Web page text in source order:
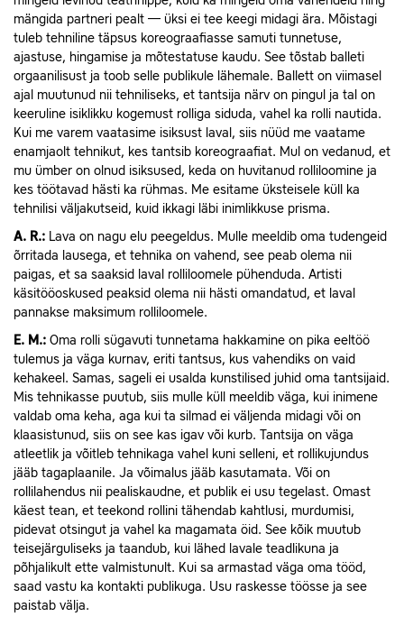
mängida partneri pealt — üksi ei tee keegi midagi ära. Mõistagi
tuleb tehniline täpsus koreograafiasse samuti tunnetuse,
ajastuse, hingamise ja mõtestatuse kaudu. See tõstab balleti
orgaanilisust ja toob selle publikule lähemale. Ballett on viimasel
ajal muutunud nii tehniliseks, et tantsija närv on pingul ja tal on
keeruline isiklikku kogemust rolliga siduda, vahel ka rolli nautida.
Kui me varem vaatasime isiksust laval, siis nüüd me vaatame
enamjaolt tehnikut, kes tantsib koreograafiat. Mul on vedanud, et
mu ümber on olnud isiksused, keda on huvitanud rolliloomine ja
kes töötavad hästi ka rühmas. Me esitame üksteisele küll ka
tehnilisi väljakutseid, kuid ikkagi läbi inimlikkuse prisma.
A. R.: Lava on nagu elu peegeldus. Mulle meeldib oma tudengeid
õrritada lausega, et tehnika on vahend, see peab olema nii
paigas, et sa saaksid laval rolliloomele pühenduda. Artisti
käsitööoskused peaksid olema nii hästi omandatud, et laval
pannakse maksimum rolliloomele.
E. M.: Oma rolli sügavuti tunnetama hakkamine on pika eeltöö
tulemus ja väga kurnav, eriti tantsus, kus vahendiks on vaid
kehakeel. Samas, sageli ei usalda kunstilised juhid oma tantsijaid.
Mis tehnikasse puutub, siis mulle küll meeldib väga, kui inimene
valdab oma keha, aga kui ta silmad ei väljenda midagi või on
klaasistunud, siis on see kas igav või kurb. Tantsija on väga
atleetlik ja võitleb tehnikaga vahel kuni selleni, et rollikujundus
jääb tagaplaanile. Ja võimalus jääb kasutamata. Või on
rollilahendus nii pealiskaudne, et publik ei usu tegelast. Omast
käest tean, et teekond rollini tähendab kahtlusi, murdumisi,
pidevat otsingut ja vahel ka magamata öid. See kõik muutub
teisejärguliseks ja taandub, kui lähed lavale teadlikuna ja
põhjalikult ette valmistunult. Kui sa armastad väga oma tööd,
saad vastu ka kontakti publikuga. Usu raskesse töösse ja see
paistab välja.